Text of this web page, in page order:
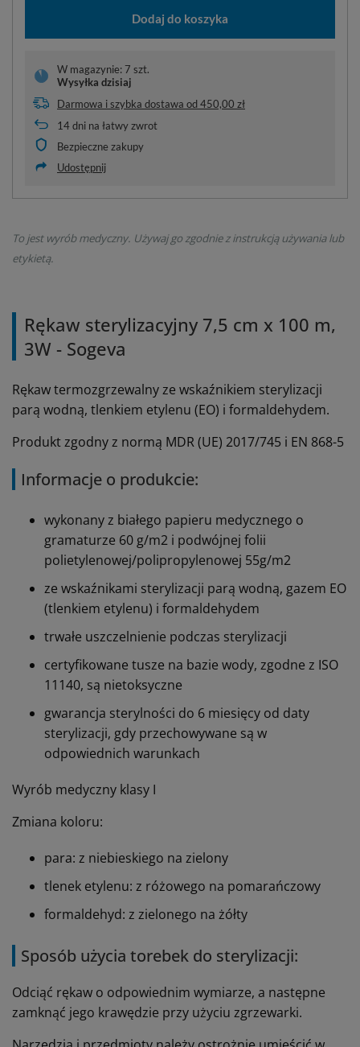
Dodaj do koszyka
W magazynie: 7 szt.
Wysyłka dzisiaj
Darmowa i szybka dostawa od450,00 zł
14dni na łatwy zwrot
Bezpieczne zakupy
Udostępnij
To jest wyrób medyczny. Używaj go zgodnie z instrukcją używania lub
etykietą.
Rękaw sterylizacyjny 7,5 cm x 100 m,
3W - Sogeva
Rękaw termozgrzewalny ze wskaźnikiem sterylizacji
parą wodną, tlenkiem etylenu (EO) i formaldehydem.
Produkt zgodny z normą MDR (UE) 2017/745 i EN 868-5
Informacje o produkcie:
wykonany z białego papieru medycznego o
gramaturze 60 g/m2 i podwójnej folii
polietylenowej/polipropylenowej 55g/m2
ze wskaźnikami sterylizacji parą wodną, gazem EO
(tlenkiem etylenu) i formaldehydem
trwałe uszczelnienie podczas sterylizacji
certyfikowane tusze na bazie wody, zgodne z ISO
11140, są nietoksyczne
gwarancja sterylności do 6 miesięcy od daty
sterylizacji, gdy przechowywane są w
odpowiednich warunkach
Wyrób medyczny klasy I
Zmiana koloru:
para: z niebieskiego na zielony
tlenek etylenu: z różowego na pomarańczowy
formaldehyd: z zielonego na żółty
Sposób użycia torebek do sterylizacji:
Odciąć rękaw o odpowiednim wymiarze, a następne
zamknąć jego krawędzie przy użyciu zgrzewarki.